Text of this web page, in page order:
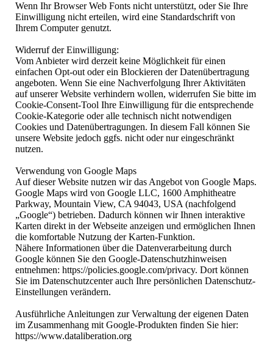
Wenn Ihr Browser Web Fonts nicht unterstützt, oder Sie Ihre
Einwilligung nicht erteilen, wird eine Standardschrift von
Ihrem Computer genutzt.
Widerruf der Einwilligung:
Vom Anbieter wird derzeit keine Möglichkeit für einen
einfachen Opt-out oder ein Blockieren der Datenübertragung
angeboten. Wenn Sie eine Nachverfolgung Ihrer Aktivitäten
auf unserer Website verhindern wollen, widerrufen Sie bitte im
Cookie-Consent-Tool Ihre Einwilligung für die entsprechende
Cookie-Kategorie oder alle technisch nicht notwendigen
Cookies und Datenübertragungen. In diesem Fall können Sie
unsere Website jedoch ggfs. nicht oder nur eingeschränkt
nutzen.
Verwendung von Google Maps
Auf dieser Website nutzen wir das Angebot von Google Maps.
Google Maps wird von Google LLC, 1600 Amphitheatre
Parkway, Mountain View, CA 94043, USA (nachfolgend
„Google“) betrieben. Dadurch können wir Ihnen interaktive
Karten direkt in der Webseite anzeigen und ermöglichen Ihnen
die komfortable Nutzung der Karten-Funktion.
Nähere Informationen über die Datenverarbeitung durch
Google können Sie den Google-Datenschutzhinweisen
entnehmen: https://policies.google.com/privacy. Dort können
Sie im Datenschutzcenter auch Ihre persönlichen Datenschutz-
Einstellungen verändern.
Ausführliche Anleitungen zur Verwaltung der eigenen Daten
im Zusammenhang mit Google-Produkten finden Sie hier:
https://www.dataliberation.org